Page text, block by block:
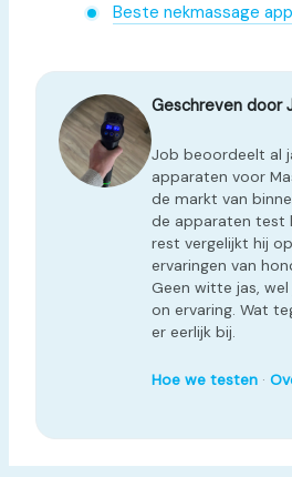
Beste nekmassage
Geschreven door
Job beoordeelt al
apparaten voor
de markt van
de apparaten test
rest vergelijkt hij
ervaringen van
Geen witte jas,
on ervaring. Wat
er eerlijk bij.
Hoe we testen·